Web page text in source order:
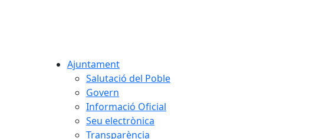
Ajuntament
Salutació del Poble
Govern
Informació Oficial
Seu electrònica
Transparència